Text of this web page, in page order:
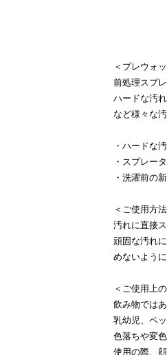
＜プレウォ
前処理スプレ
ハードな汚
など様々な
・ハードな
・スプレー
・洗濯前の新
＜ご使用方
汚れに直接
頑固な汚れ
めないよう
＜ご使用上
飲み物ではあ
乳幼児、ペ
色落ちや変
使用の際、